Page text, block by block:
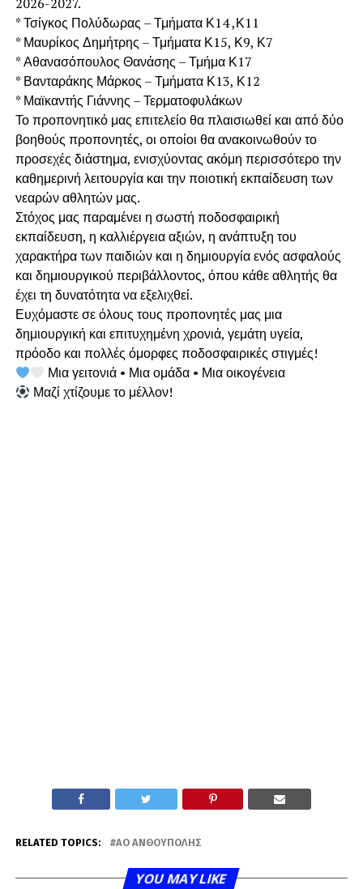
* Τσίγκος Πολύδωρας – Τμήματα Κ14 ,Κ11
* Μαυρίκος Δημήτρης – Τμήματα Κ15, Κ9, Κ7
* Αθανασόπουλος Θανάσης – Τμήμα Κ17
* Βανταράκης Μάρκος – Τμήματα Κ13, Κ12
* Μαϊκαντής Γιάννης – Τερματοφυλάκων
Το προπονητικό μας επιτελείο θα πλαισιωθεί και από δύο
βοηθούς προπονητές, οι οποίοι θα ανακοινωθούν το
προσεχές διάστημα, ενισχύοντας ακόμη περισσότερο την
καθημερινή λειτουργία και την ποιοτική εκπαίδευση των
νεαρών αθλητών μας.
Στόχος μας παραμένει η σωστή ποδοσφαιρική
εκπαίδευση, η καλλιέργεια αξιών, η ανάπτυξη του
χαρακτήρα των παιδιών και η δημιουργία ενός ασφαλούς
και δημιουργικού περιβάλλοντος, όπου κάθε αθλητής θα
έχει τη δυνατότητα να εξελιχθεί.
Ευχόμαστε σε όλους τους προπονητές μας μια
δημιουργική και επιτυχημένη χρονιά, γεμάτη υγεία,
πρόοδο και πολλές όμορφες ποδοσφαιρικές στιγμές!
Μια γειτονιά • Μια ομάδα • Μια οικογένεια
Μαζί χτίζουμε το μέλλον!
RELATED TOPICS: ΑΟ ΑΝΘΟΎΠΟΛΗΣ
YOU MAY LIKE